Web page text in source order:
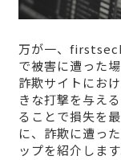
万が一、
で被害に遭った
詐欺サイトにお
きな打撃を与え
ることで損失を
に、詐欺に遭っ
ップを紹介します